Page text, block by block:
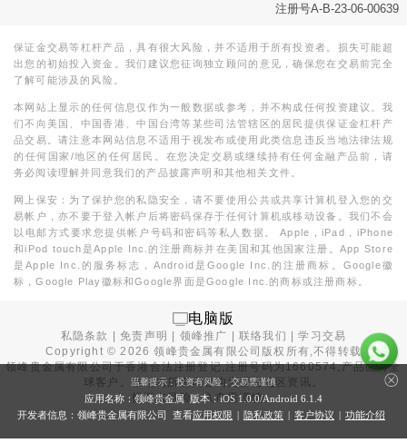
注册号A-B-23-06-00639
保证金交易等杠杆产品，具有很大风险，并不适用于所有投资者。损失可能超
出您的初始投入资金。我们建议您征询独立顾问的意见，确保您在交易前完全
了解可能涉及的风险。
本网站上显示的任何信息仅作为一般数据或参考，并不构成任何投资建议。我
们不向美国、中国香港、中国台湾等某些司法管辖区的居民提供保证金杠杆产
品交易。请注意本网站信息不适用于视发布或使用此类信息违反当地法律法规
的任何国家/地区的任何居民。在您决定交易或继续持有任何金融产品前，请
务必阅读理解并同意我们的产品披露声明和其他相关文件。
网上保安：为了保护您的私隐安全，请不要使用公共或共享计算机登入您的交
易帐户，亦不要于登入帐户后将密码保存于任何计算机或移动设备。我们不会
以电邮方式要求您提供帐户号码和密码等私人数据。 Apple，iPad，iPhone
和iPod touch是Apple Inc.的注册商标并在美国和其他国家注册。App Store
是Apple Inc.的服务标志，Android是Google Inc.的注册商标。Google徽
标，Google Play徽标和Google界面是Google Inc.的商标或注册商标。
电脑版
私隐条款 |免责声明 领峰推广 |联络我们 |学习交易
Copyright ©2026 领峰贵金属有限公司版权所有,不得转载
领峰贵金属有限公司于香港合法注册登记,注册号码为1660574,产品面向全
球客户。本站内所有内容均为香港地区资讯。
投资有风险，入市需谨慎。
温馨提示：投资有风险，交易需谨慎
应用名称：领峰贵金属 版本：iOS 1.0.0/Android 6.1.4
开发者信息：领峰贵金属有限公司 查看应用权限 | 隐私政策 | 客户协议 | 功能介绍